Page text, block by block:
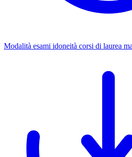
Modalità esami idoneità corsi di laurea